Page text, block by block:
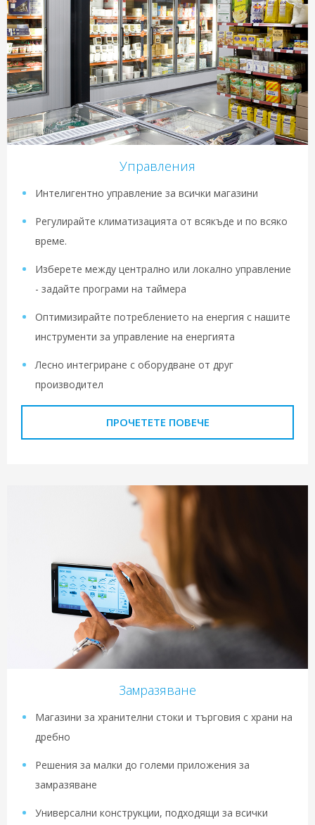
Управления
Интелигентно управление за всички магазини
Регулирайте климатизацията от всякъде и по всяко
време.
Изберете между централно или локално управление
- задайте програми на таймера
Оптимизирайте потреблението на енергия с нашите
инструменти за управление на енергията
Лесно интегриране с оборудване от друг
производител
ПРОЧЕТЕТЕ ПОВЕЧЕ
Замразяване
Магазини за хранителни стоки и търговия с храни на
дребно
Решения за малки до големи приложения за
замразяване
Универсални конструкции, подходящи за всички